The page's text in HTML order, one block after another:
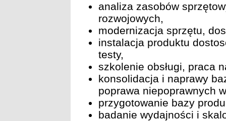
analiza zasobów
rozwojowych,
modernizacja sprzętu,
instalacja produktu
testy,
szkolenie obsługi, praca
konsolidacja i naprawy
poprawa niepoprawnych
przygotowanie bazy
badanie wydajności i